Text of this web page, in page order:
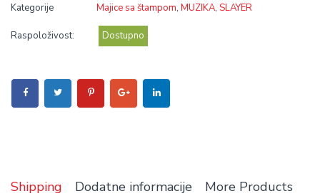
Kategorije
Majice sa štampom, MUZIKA, SLAYER
Raspoloživost: Dostupno
Shipping Dodatne informacije More Products